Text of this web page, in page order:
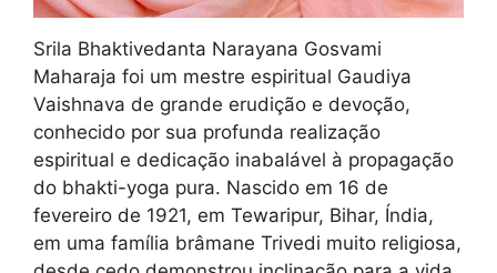
Srila Bhaktivedanta Narayana Gosvami
Maharaja foi um mestre espiritual Gaudiya
Vaishnava de grande erudição e devoção,
conhecido por sua profunda realização
espiritual e dedicação inabalável à propagação
do bhakti-yoga pura. Nascido em 16 de
fevereiro de 1921, em Tewaripur, Bihar, Índia,
em uma família brâmane Trivedi muito religiosa,